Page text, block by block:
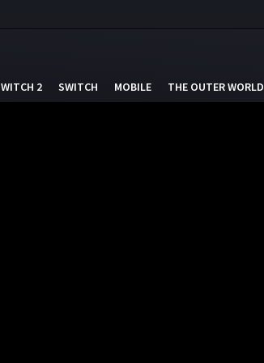
2 SWITCH MOBILE THE OUTER WORLD